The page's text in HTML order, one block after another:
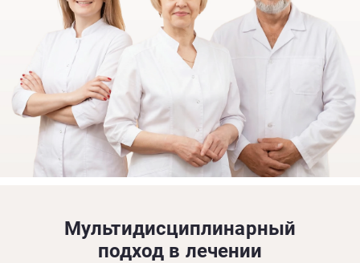
Мультидисциплинарный
подход в лечении